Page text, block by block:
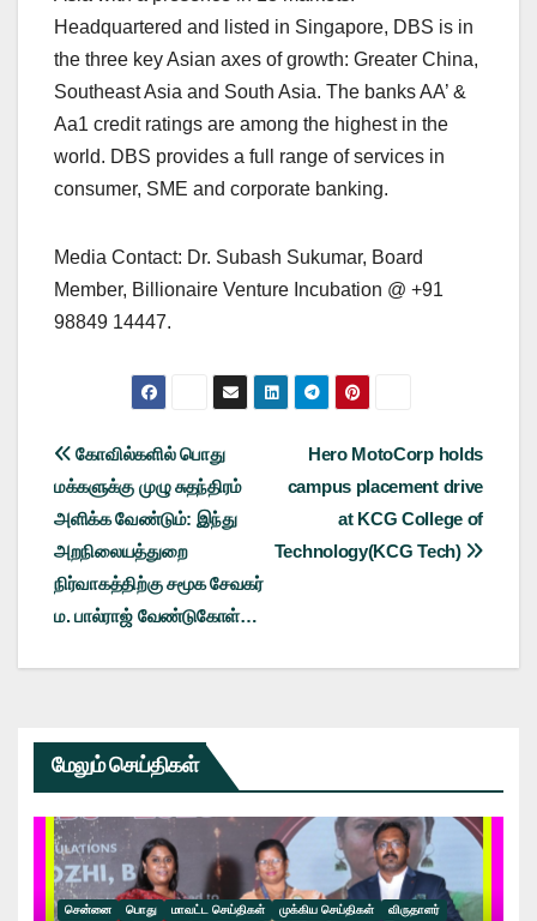
Headquartered and listed in Singapore, DBS is in
the three key Asian axes of growth: Greater China,
Southeast Asia and South Asia. The banks AA’ &
Aa1 credit ratings are among the highest in the
world. DBS provides a full range of services in
consumer, SME and corporate banking.
Media Contact: Dr. Subash Sukumar, Board
Member, Billionaire Venture Incubation @ +91
98849 14447.
Post
navigation
Hero MotoCorp holds
campus placement drive
at KCG College of
Technology(KCG Tech)
கோவில்களில் பொது
மக்களுக்கு முழு சுதந்திரம்
அளிக்க வேண்டும்: இந்து
அறநிலையத்துறை
நிர்வாகத்திற்கு சமூக சேவகர்
ம. பால்ராஜ் வேண்டுகோள்…
மேலும் செய்திகள்
சென்னை பொது மாவட்ட செய்திகள் முக்கிய செய்திகள் விருதாளர்